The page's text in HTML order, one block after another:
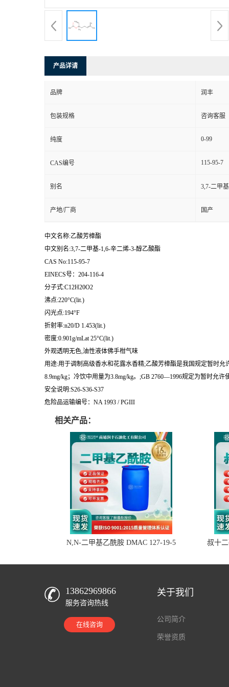
产品详请
品牌 润丰
包装规格 咨询客服
纯度 0-99
CAS编号 115-95-7
别名 3,7-二甲
产地/厂商 国产
中文名称:乙酸芳樟酯
中文别名:3,7-二甲基-1,6-辛二烯-3-醇乙酸酯
CAS No:115-95-7
EINECS号：204-116-4
分子式:C12H20O2
沸点:220°C(lit.)
闪光点:194°F
折射率:n20/D 1.453(lit.)
密度:0.901g/mLat 25°C(lit.)
外观透明无色,油性液体佛手柑气味
用途:用于调制高级香水和花露水香精;乙酸芳樟酯是我国规定暂时
8.9mg/kg；冷饮中用量为3.8mg/kg。;GB 2760—1996规定为暂时允
安全说明:S26-S36-S37
危险品运输编号：NA 1993 / PGIII
相关产品：
N,N-二甲基乙酰胺 DMAC 127-19-5 叔十
13862969866
服务咨询热线
在线咨询
关于我们
公司简介
荣誉资质